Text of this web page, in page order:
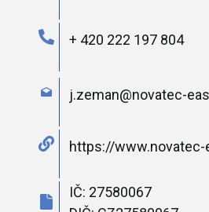
+ 420 222 197 804
j.zeman@novatec-
https://www.novatec-
IČ: 27580067